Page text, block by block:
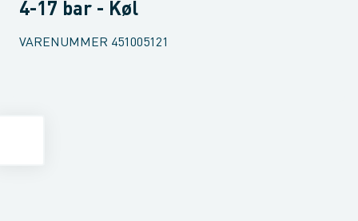
4-17 bar - Køl
VARENUMMER 451005121